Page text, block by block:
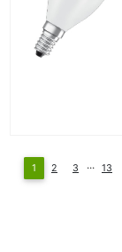
1 2 3 ... 13